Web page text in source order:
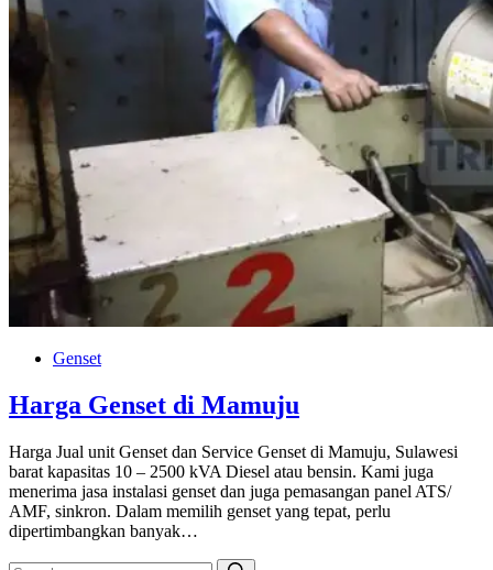
Genset
Harga Genset di Mamuju
Harga Jual unit Genset dan Service Genset di Mamuju, Sulawesi
barat kapasitas 10 – 2500 kVA Diesel atau bensin. Kami juga
menerima jasa instalasi genset dan juga pemasangan panel ATS/
AMF, sinkron. Dalam memilih genset yang tepat, perlu
dipertimbangkan banyak…